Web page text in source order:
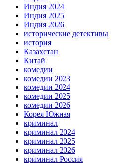
Индия 2024
Индия 2025
Индия 2026
исторические детективы
история
Казахстан
Китай
комедии
комедии 2023
комедии 2024
комедии 2025
комедии 2026
Корея Южная
криминал
криминал 2024
криминал 2025
криминал 2026
криминал Россия